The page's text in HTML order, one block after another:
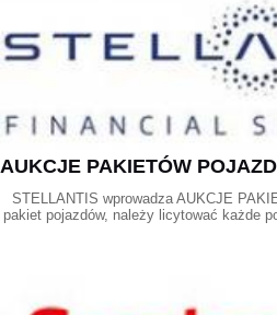
AUKCJE PAKIETÓW
STELLANTIS wprowadza AUKCJE
pakiet pojazdów, należy licytować każde